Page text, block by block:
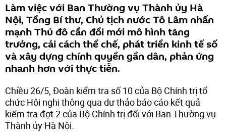
Làm việc với Ban Thường vụ Thành ủy Hà
Nội, Tổng Bí thư, Chủ tịch nước Tô Lâm nhấn
mạnh Thủ đô cần đổi mới mô hình tăng
trưởng, cải cách thể chế, phát triển kinh tế số
và xây dựng chính quyền gần dân, phản ứng
nhanh hơn với thực tiễn.
Chiều 26/5, Đoàn kiểm tra số 10 của Bộ Chính trị tổ
chức Hội nghị thông qua dự thảo báo cáo kết quả
kiểm tra đợt 2 của Bộ Chính trị đối với Ban Thường vụ
Thành ủy Hà Nội.